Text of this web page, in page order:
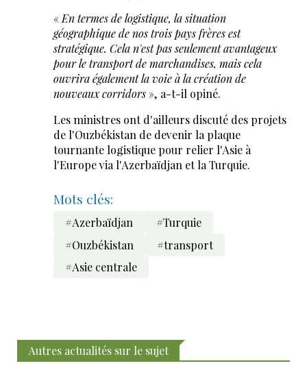
« En termes de logistique, la situation
géographique de nos trois pays frères est
stratégique. Cela n'est pas seulement avantageux
pour le transport de marchandises, mais cela
ouvrira également la voie à la création de
nouveaux corridors», a-t-il opiné.
Les ministres ont d'ailleurs discuté des projets
de l'Ouzbékistan de devenir la plaque
tournante logistique pour relier l'Asie à
l'Europe via l'Azerbaïdjan et la Turquie.
Mots clés:
#Azerbaïdjan
#Turquie
#Ouzbékistan
#transport
#Asie centrale
Autres actualités sur le sujet